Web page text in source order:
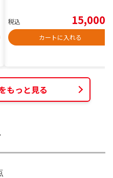
税込 15,000
カートに入れる
もっと見る